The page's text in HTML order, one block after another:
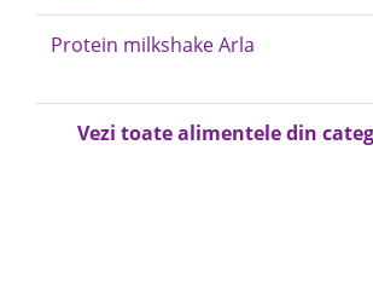
Protein milkshake Arla
Vezi toate alimentele din